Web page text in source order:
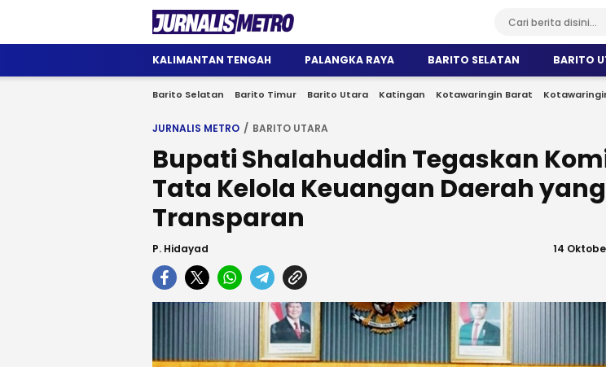
Jurnalis Metro
Satu Wadah Informasi
KALIMANTAN TENGAH PALANGKA RAYA BARITO SELATAN BARITO
Barito Selatan Barito Timur Barito Utara Katingan Kotawaringin Barat
JURNALIS METRO BARITO UTARA
Bupati Shalahuddin Tegaskan
Tata Kelola Keuangan Daerah yang
Transparan
P. Hidayad 14